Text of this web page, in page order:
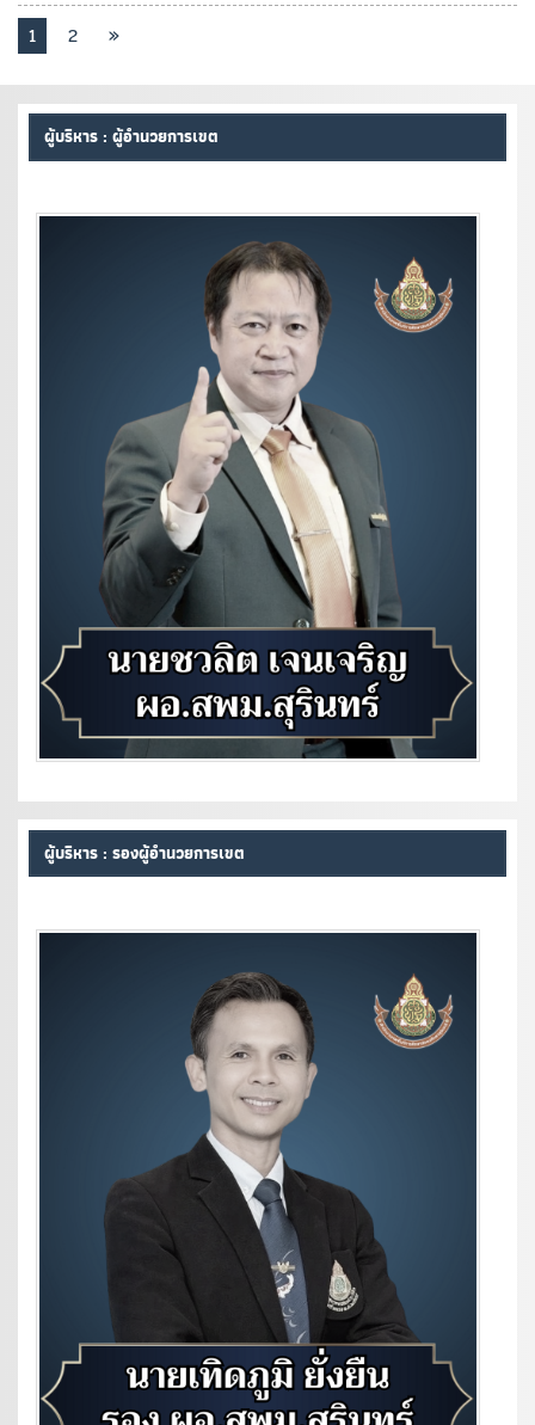
1 2 »
ผู้บริหาร : ผู้อำนวยการเขต
ผู้บริหาร : รองผู้อำนวยการเขต